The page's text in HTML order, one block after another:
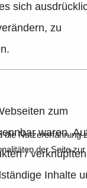
sich
zu
zum
waren.
/ verknüpften
Inhalte
der Seite